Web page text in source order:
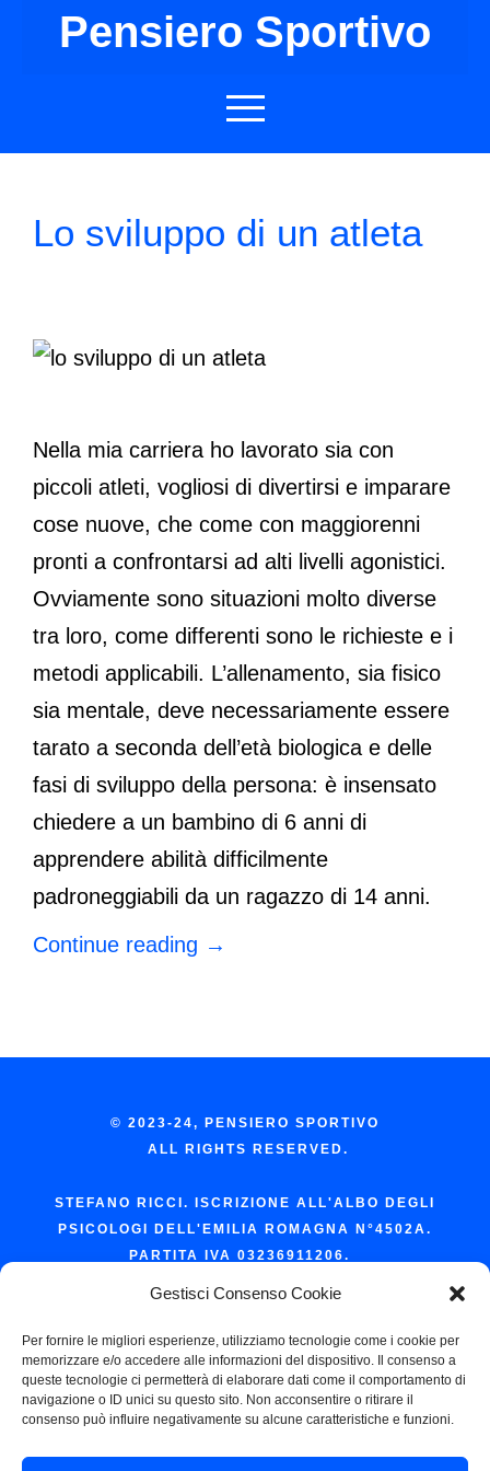
Gestisci Consenso Cookie
Per fornire le migliori esperienze, utilizziamo tecnologie come i cookie per
memorizzare e/o accedere alle informazioni del dispositivo. Il consenso a
queste tecnologie ci permetterà di elaborare dati come il comportamento di
navigazione o ID unici su questo sito. Non acconsentire o ritirare il
consenso può influire negativamente su alcune caratteristiche e funzioni.
Pensiero Sportivo
Lo sviluppo di un atleta
Nella mia carriera ho lavorato sia con
piccoli atleti, vogliosi di divertirsi e imparare
cose nuove, che come con maggiorenni
pronti a confrontarsi ad alti livelli agonistici.
Ovviamente sono situazioni molto diverse
tra loro, come differenti sono le richieste e i
metodi applicabili. L’allenamento, sia fisico
sia mentale, deve necessariamente essere
tarato a seconda dell’età biologica e delle
fasi di sviluppo della persona: è insensato
chiedere a un bambino di 6 anni di
apprendere abilità difficilmente
padroneggiabili da un ragazzo di 14 anni.
Continue reading →
© 2023-24, PENSIERO SPORTIVO
ALL RIGHTS RESERVED.
STEFANO RICCI. ISCRIZIONE ALL'ALBO DEGLI
PSICOLOGI DELL'EMILIA ROMAGNA N°4502A.
PARTITA IVA 03236911206.
PRIVACY POLICY
COOKIE POLICY